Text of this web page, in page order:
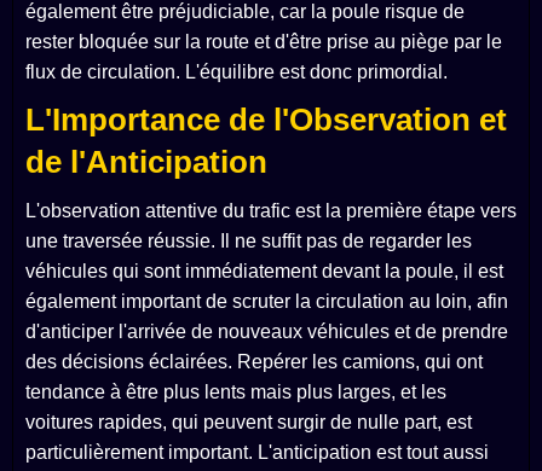
également être préjudiciable, car la poule risque de
rester bloquée sur la route et d'être prise au piège par le
flux de circulation. L'équilibre est donc primordial.
L'Importance de l'Observation et
de l'Anticipation
L'observation attentive du trafic est la première étape vers
une traversée réussie. Il ne suffit pas de regarder les
véhicules qui sont immédiatement devant la poule, il est
également important de scruter la circulation au loin, afin
d'anticiper l'arrivée de nouveaux véhicules et de prendre
des décisions éclairées. Repérer les camions, qui ont
tendance à être plus lents mais plus larges, et les
voitures rapides, qui peuvent surgir de nulle part, est
particulièrement important. L'anticipation est tout aussi